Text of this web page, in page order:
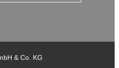
& Co. KG